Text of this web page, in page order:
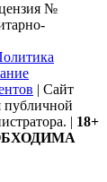
№
| Сайт
публичной
| 18+